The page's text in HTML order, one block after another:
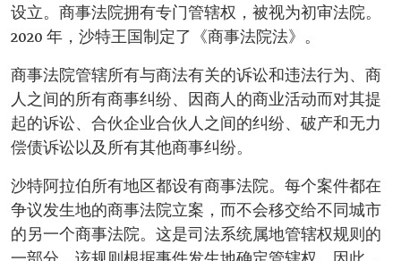
设立。商事法院拥有专门管辖权，被视为初审法院。
2020 年，沙特王国制定了《商事法院法》。
商事法院管辖所有与商法有关的诉讼和违法行为、商
人之间的所有商事纠纷、因商人的商业活动而对其提
起的诉讼、合伙企业合伙人之间的纠纷、破产和无力
偿债诉讼以及所有其他商事纠纷。
沙特阿拉伯所有地区都设有商事法院。每个案件都在
争议发生地的商事法院立案，而不会移交给不同城市
的另一个商事法院。这是司法系统属地管辖权规则的